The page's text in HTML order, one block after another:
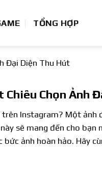
TỔNG HỢP
Đại Diện Thu Hút
Chọn Ảnh
Instagram? Một ảnh
sẽ mang đến cho
ảnh hoàn hảo. Hãy